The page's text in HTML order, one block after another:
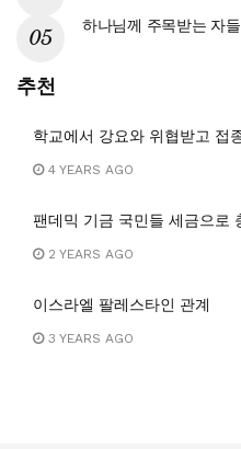
하나님께 주목받는 자들
추천
학교에서 강요와 위협받고 접
4 YEARS AGO
팬데믹 기금 국민들 세금으로
2 YEARS AGO
이스라엘 팔레스타인 관계
3 YEARS AGO